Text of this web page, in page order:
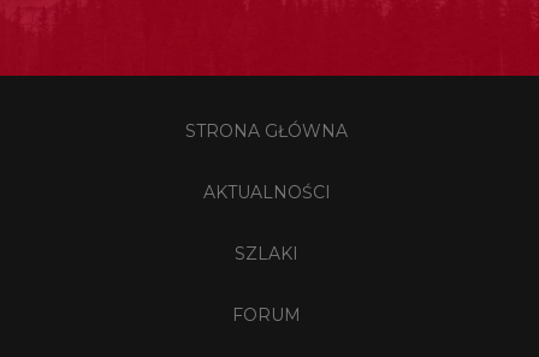
STRONA GŁÓWNA
AKTUALNOŚCI
SZLAKI
FORUM